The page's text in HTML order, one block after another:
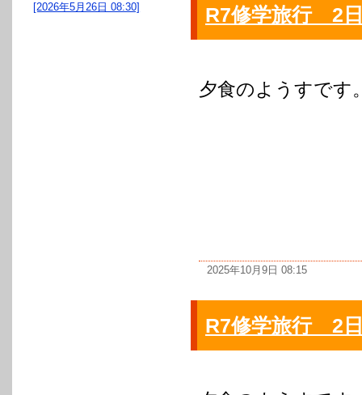
R7修学旅行 2
夕食のようすです
2025年10月9日 08:15
R7修学旅行 2
[2026年5月26日 08:30]